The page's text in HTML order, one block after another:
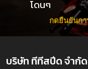
โดนๆ
กดยืนยันกา
บริษัท ทีทีสปีด จำกัด